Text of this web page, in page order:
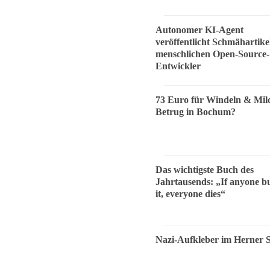
Autonomer KI-Agent
veröffentlicht
menschlichen Open-Source-
Entwickler
73 Euro für Windeln &
Betrug in Bochum?
Das wichtigste Buch des
Jahrtausends: „If anyone
it, everyone dies“
Nazi-Aufkleber im Herner